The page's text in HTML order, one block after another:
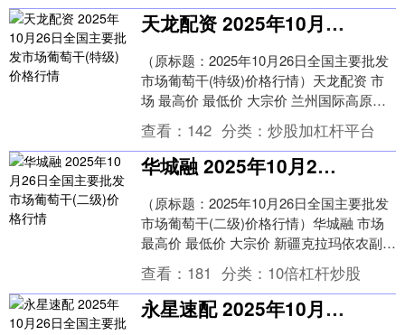
天龙配资 2025年10月26日全国主要批发市场葡萄干(特级)价格行情
（原标题：2025年10月26日全国主要批发
市场葡萄干(特级)价格行情）天龙配资 市
场 最高价 最低价 大宗价 兰州国际高原夏
菜副食品采购中心 18.50 16....
查看： 142 分类： 炒股加杠杆平台
华城融 2025年10月26日全国主要批发市场葡萄干(二级)价格行情
（原标题：2025年10月26日全国主要批发
市场葡萄干(二级)价格行情）华城融 市场
最高价 最低价 大宗价 新疆克拉玛依农副产
品批发市场 39.00 37.0....
查看： 181 分类： 10倍杠杆炒股
永星速配 2025年10月26日全国主要批发市场葡萄干(通货)价格行情